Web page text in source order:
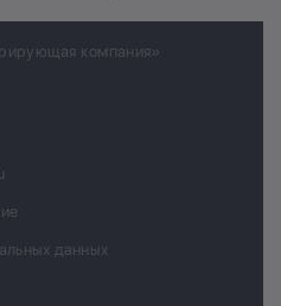
компания»
данных